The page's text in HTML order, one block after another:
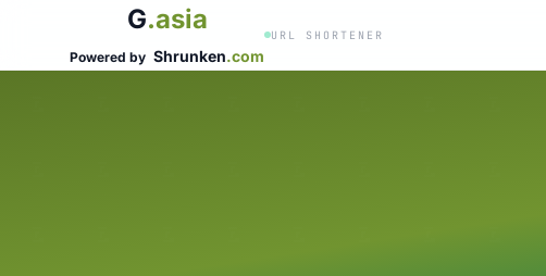
G.asia
Powered by Shrunken.com
URL SHORTENER